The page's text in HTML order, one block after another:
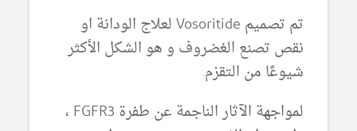
تم تصميم Vosoritide لعلاج الودانة او
نقص تصنع الغضروف و هو الشكل الأكثر
شيوعًا من التقزم.
لمواجهة الآثار الناجمة عن طفرة FGFR3 ،